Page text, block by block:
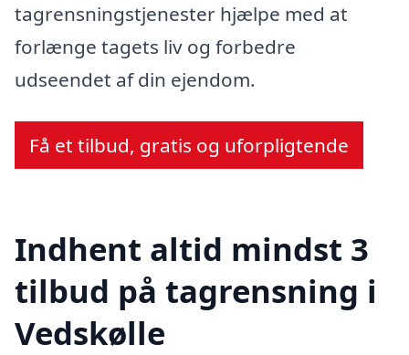
tagrensningstjenester hjælpe med at
forlænge tagets liv og forbedre
udseendet af din ejendom.
Få et tilbud, gratis og uforpligtende
Indhent altid mindst 3
tilbud på tagrensning i
Vedskølle